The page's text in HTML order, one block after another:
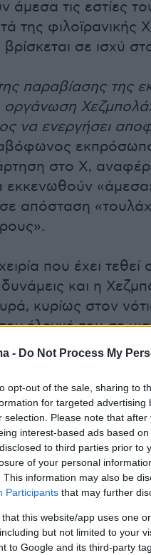
- Do Not Process My
opt-out of the sale, sharing to
for targeted
selection. Please note that
interest-based ads based
to third parties prior to
of your personal
This information may also be
Participants that may further
that this website/app uses one
but not limited to your
to Google and its third-party
άμεσα τις εστίες
της φιλοϊρανικής
βρίσκεται σε ισχύ
παραβίασης της
οργάνωση
να ενεργήσει
στο Χ,
εκκενωθούν
απόσταση
που έχει τεθεί
δυνάμεις και η
κυρίως στον
τον έλεγχό του σε
από
των τελευταίων 24
αποθήκες
από
να
Ισραηλινών
επίσης ότι
της